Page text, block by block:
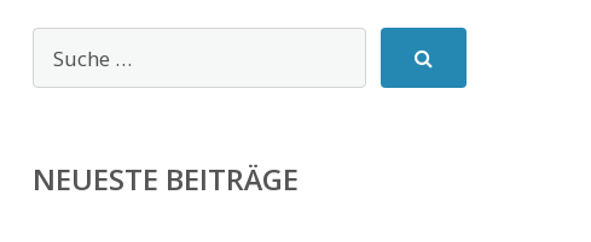
NEUESTE BEITRÄGE